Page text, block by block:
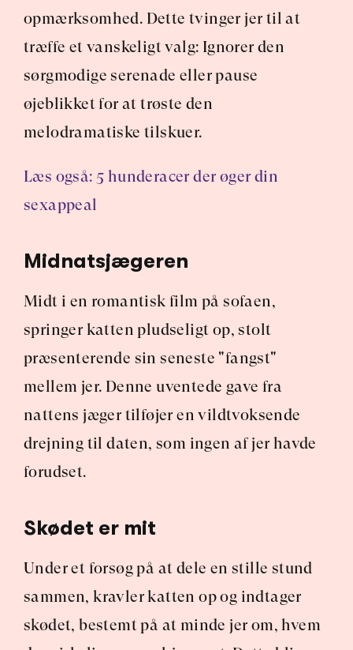
opmærksomhed. Dette tvinger jer til at
træffe et vanskeligt valg: Ignorer den
sørgmodige serenade eller pause
øjeblikket for at trøste den
melodramatiske tilskuer.
Læs også: 5 hunderacer der øger din
sexappeal
Midnatsjægeren
Midt i en romantisk film på sofaen,
springer katten pludseligt op, stolt
præsenterende sin seneste "fangst"
mellem jer. Denne uventede gave fra
nattens jæger tilføjer en vildtvoksende
drejning til daten, som ingen af jer havde
forudset.
Skødet er mit
Under et forsøg på at dele en stille stund
sammen, kravler katten op og indtager
skødet, bestemt på at minde jer om, hvem